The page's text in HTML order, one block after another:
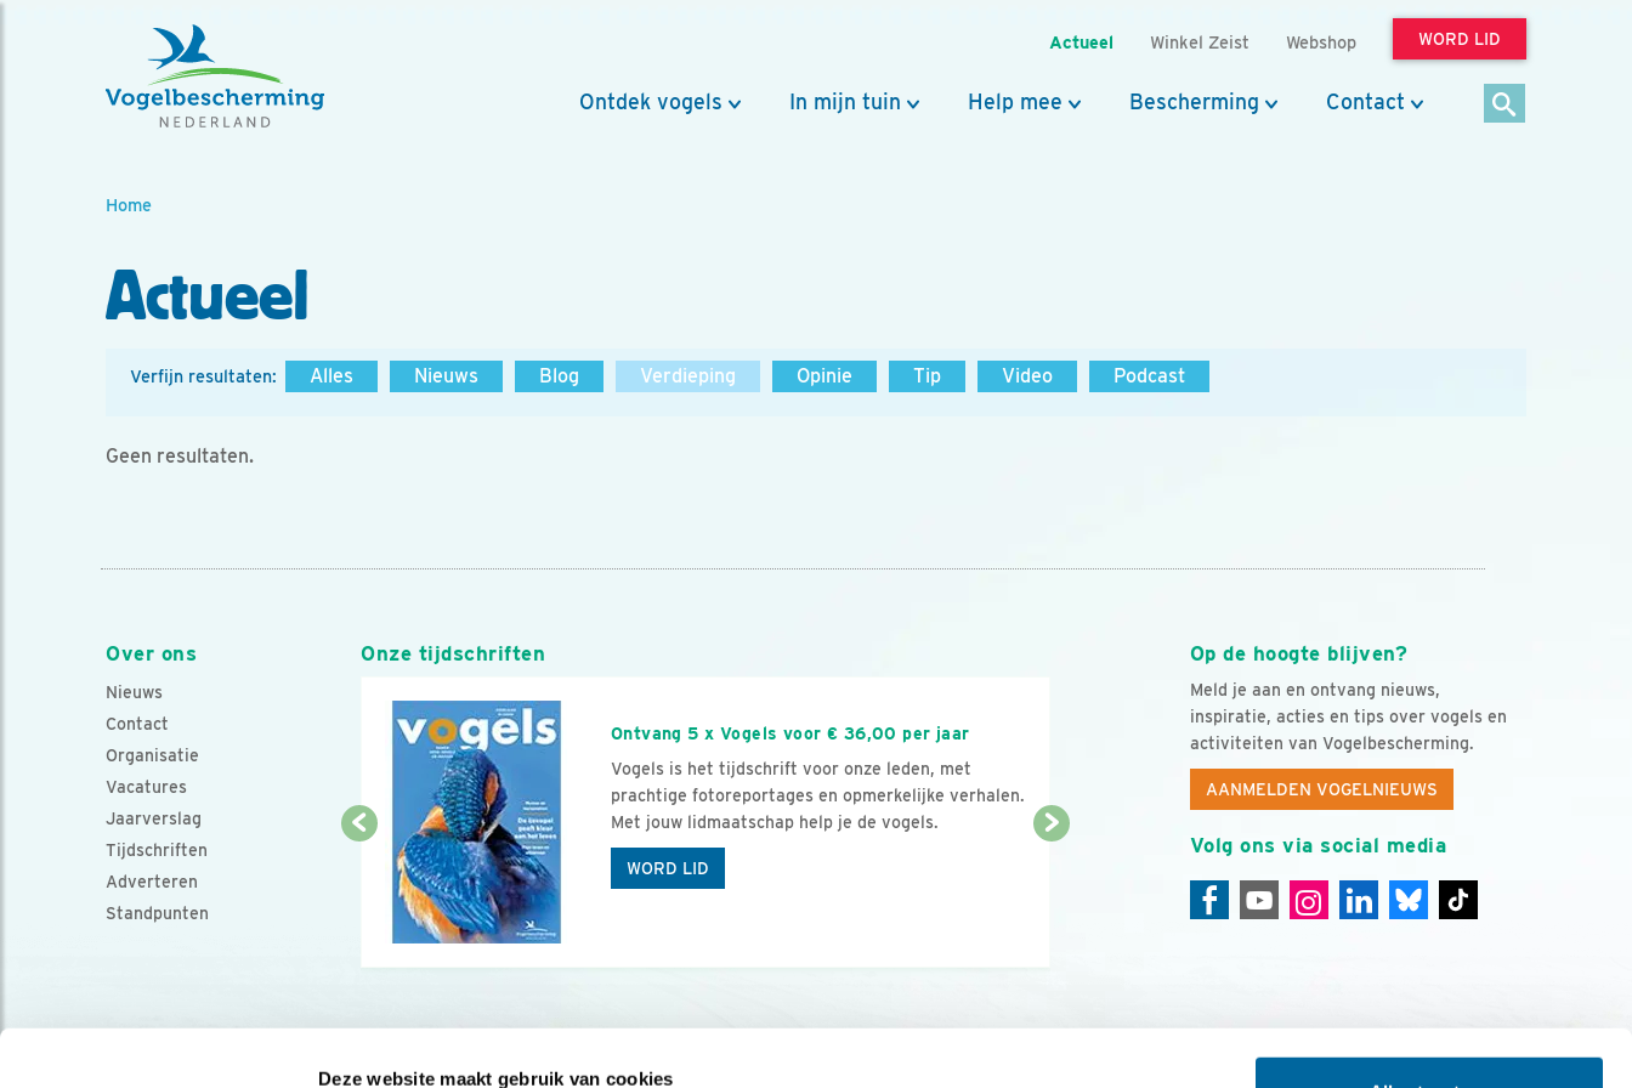
Deze website maakt gebruik van cookies
Actueel Winkel Zeist Webshop WORD LID
Ontdek vogels In mijn tuin Help mee Bescherming Contact
Home
Actueel
Verfijn resultaten: Alles Nieuws Blog Verdieping Opinie Tip Video Podcast
Geen resultaten.
Over ons
Nieuws
Contact
Organisatie
Vacatures
Jaarverslag
Tijdschriften
Adverteren
Standpunten
Op de hoogte blijven?
Meld je aan en ontvang nieuws,
inspiratie, acties en tips over vogels en
activiteiten van Vogelbescherming.
AANMELDEN VOGELNIEUWS
Volg ons via social media
Onze tijdschriften
Ontvang 5 x Vogels voor € 36,00 per jaar
Vogels is het tijdschrift voor onze leden, met
prachtige fotoreportages en opmerkelijke verhalen.
Met jouw lidmaatschap help je de vogels.
WORD LID